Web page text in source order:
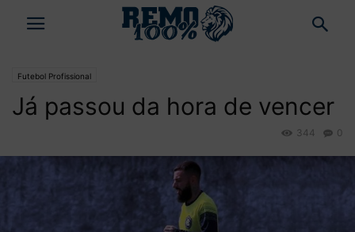
Futebol Profissional
Já passou da hora de vencer
0
344